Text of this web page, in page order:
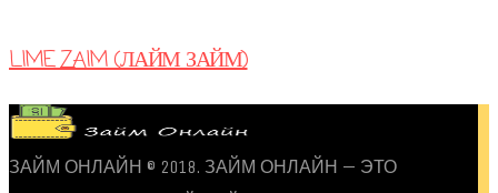
LIME ZAIM (ЛАЙМ ЗАЙМ)
ЗАЙМ ОНЛАЙН © 2018. ЗАЙМ ОНЛАЙН — ЭТО